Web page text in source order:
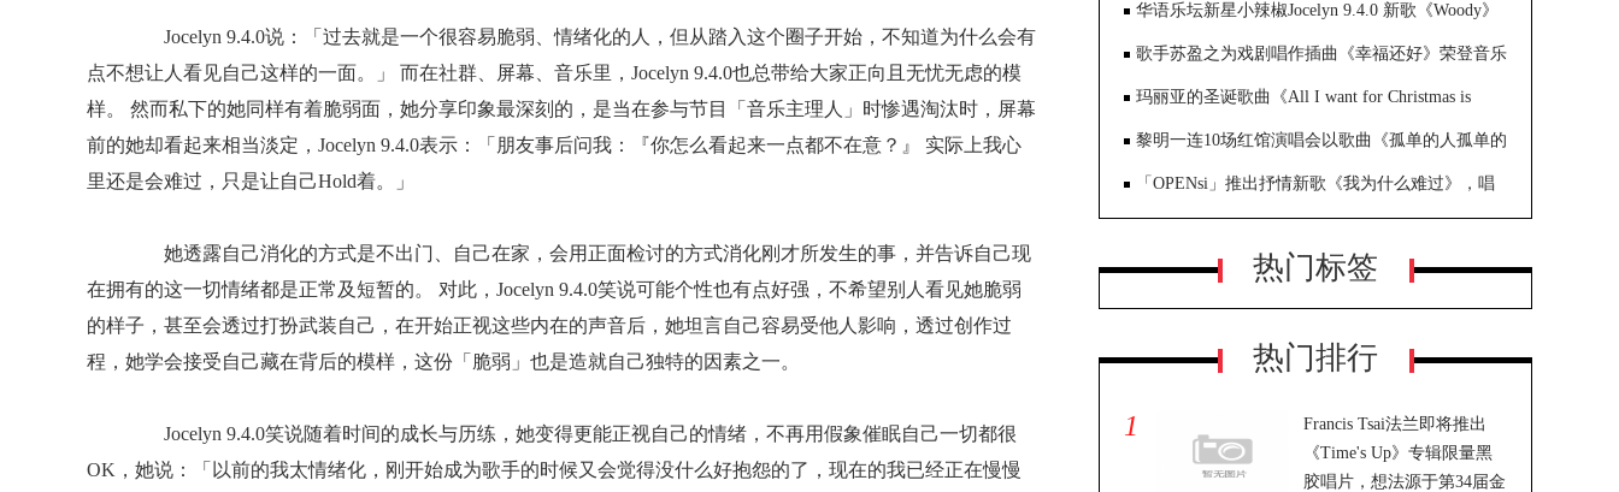
Jocelyn 9.4.0说：「过去就是一个很容易脆弱、情绪化的人，但从踏入这个圈子开始，不知道为什么会有
点不想让人看见自己这样的一面。」 而在社群、屏幕、音乐里，Jocelyn 9.4.0也总带给大家正向且无忧无虑的模
样。 然而私下的她同样有着脆弱面，她分享印象最深刻的，是当在参与节目「音乐主理人」时惨遇淘汰时，屏幕
前的她却看起来相当淡定，Jocelyn 9.4.0表示：「朋友事后问我：『你怎么看起来一点都不在意？』 实际上我心
里还是会难过，只是让自己Hold着。」
她透露自己消化的方式是不出门、自己在家，会用正面检讨的方式消化刚才所发生的事，并告诉自己现
在拥有的这一切情绪都是正常及短暂的。 对此，Jocelyn 9.4.0笑说可能个性也有点好强，不希望别人看见她脆弱
的样子，甚至会透过打扮武装自己，在开始正视这些内在的声音后，她坦言自己容易受他人影响，透过创作过
程，她学会接受自己藏在背后的模样，这份「脆弱」也是造就自己独特的因素之一。
Jocelyn 9.4.0笑说随着时间的成长与历练，她变得更能正视自己的情绪，不再用假象催眠自己一切都很
OK，她说：「以前的我太情绪化，刚开始成为歌手的时候又会觉得没什么好抱怨的了，现在的我已经正在慢慢
华语乐坛新星小辣椒Jocelyn 9.4.0 新歌《Woody》
即将上线 不再用假象催眠自己一切都很
歌手苏盈之为戏剧唱作插曲《幸福还好》荣登音乐
平台Spotify Asia的“中文流行音乐排行榜”冠军
玛丽亚的圣诞歌曲《All I want for Christmas is
you》再度重回音乐串流媒
黎明一连10场红馆演唱会以歌曲《孤单的人孤单的
我》揭开序幕
「OPENsi」推出抒情新歌《我为什么难过》，唱
热门标签
热门排行
1
Francis Tsai法兰即将推出
《Time's Up》专辑限量黑
胶唱片，想法源于第34届金